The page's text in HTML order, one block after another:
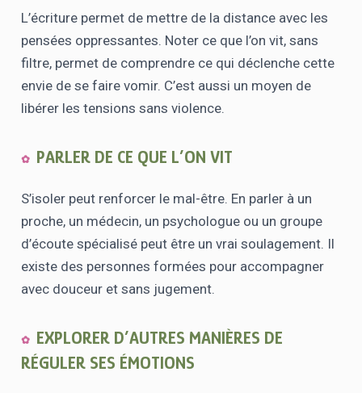
L’écriture permet de mettre de la distance avec les
pensées oppressantes. Noter ce que l’on vit, sans
filtre, permet de comprendre ce qui déclenche cette
envie de se faire vomir. C’est aussi un moyen de
libérer les tensions sans violence.
PARLER DE CE QUE L’ON VIT
S’isoler peut renforcer le mal-être. En parler à un
proche, un médecin, un psychologue ou un groupe
d’écoute spécialisé peut être un vrai soulagement. Il
existe des personnes formées pour accompagner
avec douceur et sans jugement.
EXPLORER D’AUTRES MANIÈRES DE
RÉGULER SES ÉMOTIONS